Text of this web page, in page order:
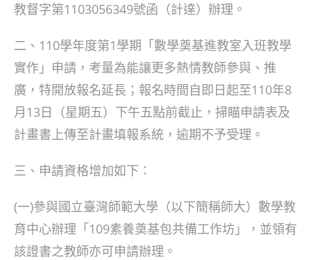
教督字第1103056349號函（計達）辦理。
二、110學年度第1學期「數學奠基進教室入班教學
實作」申請，考量為能讓更多熱情教師參與、推
廣，特開放報名延長；報名時間自即日起至110年8
月13日（星期五）下午五點前截止，掃瞄申請表及
計畫書上傳至計畫填報系統，逾期不予受理。
三、申請資格增加如下：
(一)參與國立臺灣師範大學（以下簡稱師大）數學教
育中心辦理「109素養奠基包共備工作坊」，並領有
該證書之教師亦可申請辦理。